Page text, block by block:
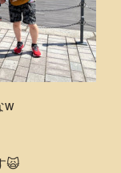
w
🙀